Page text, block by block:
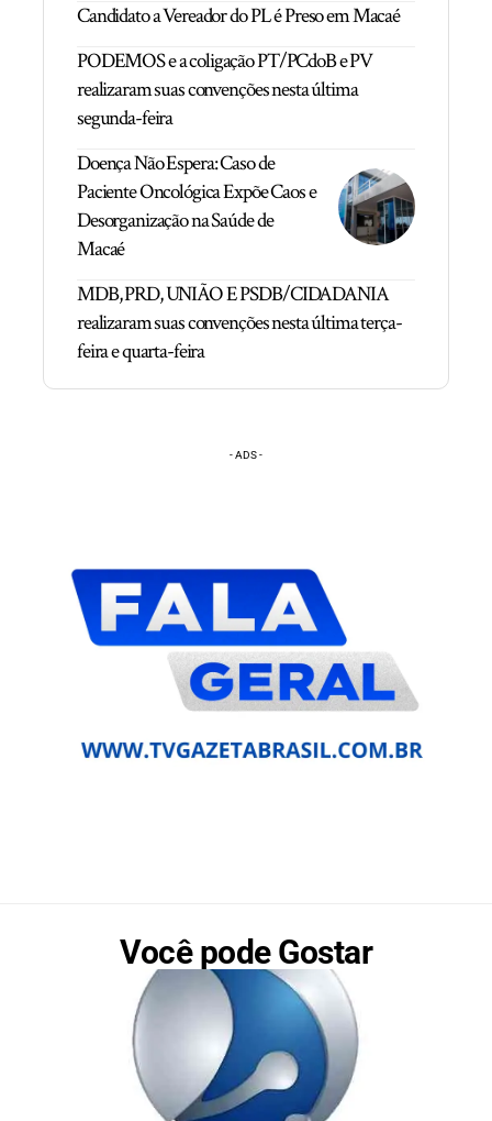
Candidato a Vereador do PL é Preso em Macaé
PODEMOS e a coligação PT/PCdoB e PV
realizaram suas convenções nesta última
segunda-feira
Doença Não Espera: Caso de
Paciente Oncológica Expõe Caos e
Desorganização na Saúde de
Macaé
MDB, PRD, UNIÃO E PSDB/CIDADANIA
realizaram suas convenções nesta última terça-
feira e quarta-feira
- ADS -
Você pode Gostar